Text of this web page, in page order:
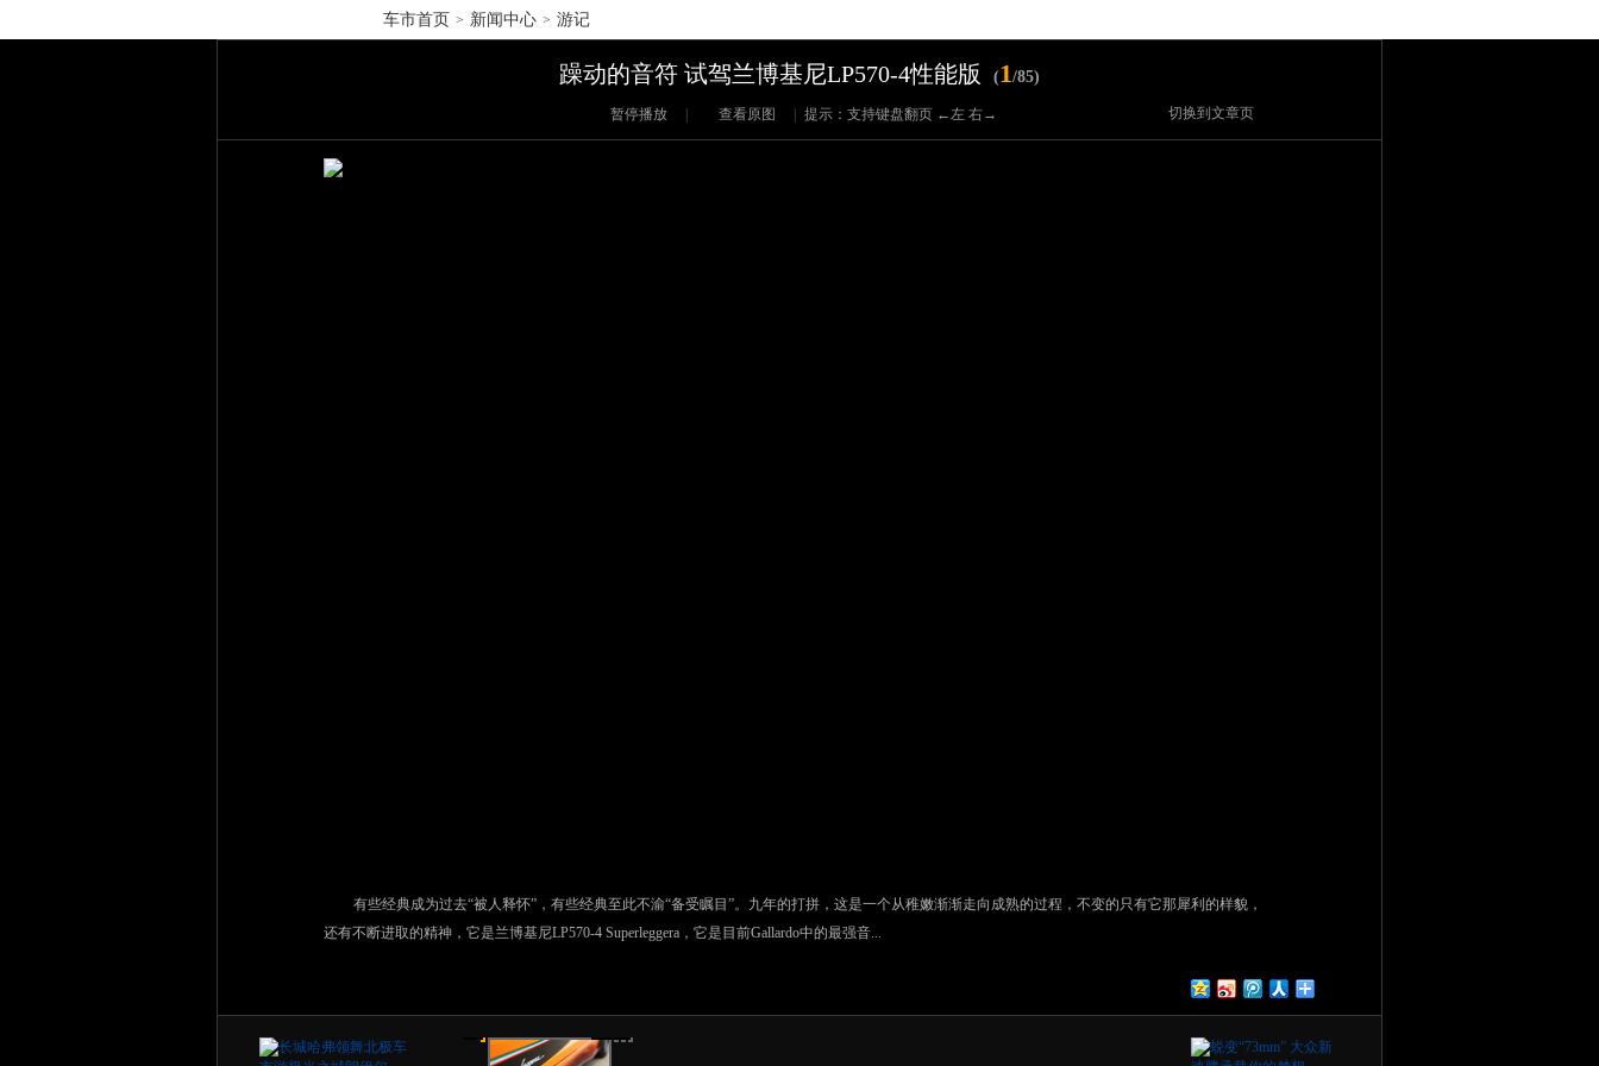
车市首页 > 新闻中心 > 游记
躁动的音符 试驾兰博基尼LP570-4性能版 (1/85)
暂停播放 | 查看原图 | 提示：支持键盘翻页 ←左 右→ 切换到文章页
有些经典成为过去“被人释怀”，有些经典至此不渝“备受瞩目”。九年的打拼，这是一个从稚嫩渐渐走向成熟的过程，不变的只有它那犀利的样貌，
还有不断进取的精神，它是兰博基尼LP570-4 Superleggera，它是目前Gallardo中的最强音...